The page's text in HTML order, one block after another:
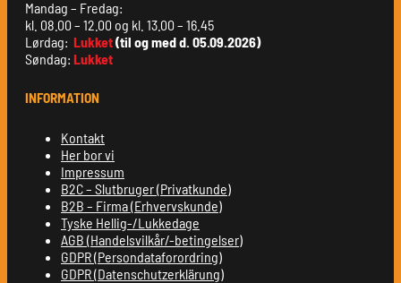
Mandag – Fredag:
kl. 08.00 – 12.00 og kl. 13.00 – 16.45
Lørdag: Lukket(til og med d. 05.09.2026)
Søndag: Lukket
INFORMATION
Kontakt
Her bor vi
Impressum
B2C – Slutbruger (Privatkunde)
B2B – Firma (Erhvervskunde)
Tyske Hellig-/Lukkedage
AGB (Handelsvilkår/-betingelser)
GDPR (Persondataforordring)
GDPR (Datenschutzerklärung)